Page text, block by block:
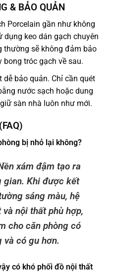
& BẢO QUẢN
Porcelain gần như không
dụng keo dán gạch chuyên
thường sẽ không đảm bảo
tróc gạch về sau.
bảo quản. Chỉ cần quét
nước sạch hoặc dung
sàn nhà luôn như mới.
bị nhỏ lại không?
xám đậm tạo ra
gian. Khi được kết
sáng màu, hệ
nội thất phù hợp,
cho căn phòng có
có gu hơn.
có khó phối đồ nội thất